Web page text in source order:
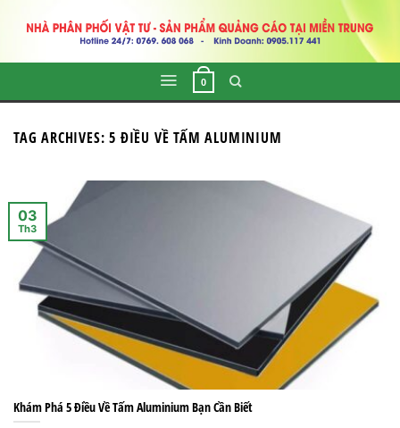
0
TAG ARCHIVES:5 ĐIỀU VỀ TẤM ALUMINIUM
Khám Phá 5 Điều Về Tấm Aluminium Bạn Cần Biết
03
Th3